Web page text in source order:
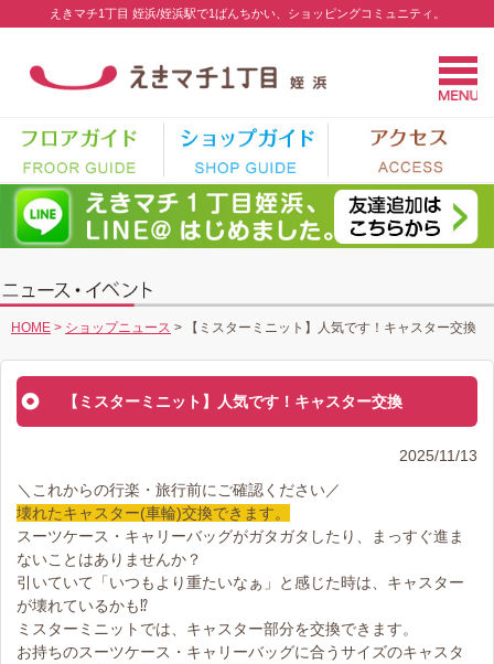
えきマチ1丁目 姪浜/姪浜駅で1ばんちかい、ショッピングコミュニティ。
HOME > ショップニュース > 【ミスターミニット】人気です！キャスター交換
【ミスターミニット】人気です！キャスター交換
2025/11/13
＼これからの行楽・旅行前にご確認ください／
壊れたキャスター(車輪)交換できます。
スーツケース・キャリーバッグがガタガタしたり、まっすぐ進ま
ないことはありませんか？
引いていて「いつもより重たいなぁ」と感じた時は、キャスター
が壊れているかも⁉
ミスターミニットでは、キャスター部分を交換できます。
お持ちのスーツケース・キャリーバッグに合うサイズのキャスタ